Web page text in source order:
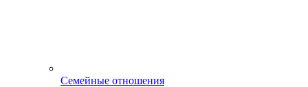
Семейные отношения